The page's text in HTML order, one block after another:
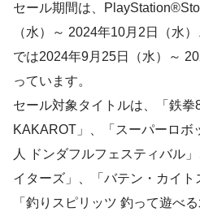
セール期間は、
（水）～ 2024年10月2日（水
では2024年9月25日（水）～
っています。
セール対象タイトルは、「鉄
KAKAROT」、「スーパーロボ
人 ドンダフルフェスティバル
イターズ」、「バテン・カイト
「釣りスピリッツ 釣って遊べ